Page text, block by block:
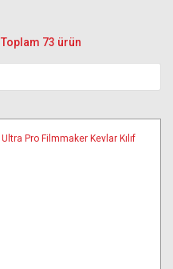
Başla
Toplam 73 ürün